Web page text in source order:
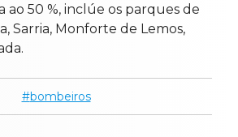
ao 50 %, inclúe os parques de
Sarria, Monforte de Lemos,
bombeiros